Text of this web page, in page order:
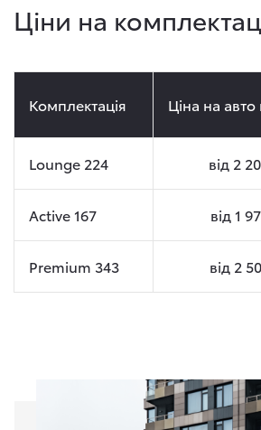
Ціни на
Комплектація Ціна на авто
Lounge 224 від 2
Active 167 від 1
Premium 343 від 2